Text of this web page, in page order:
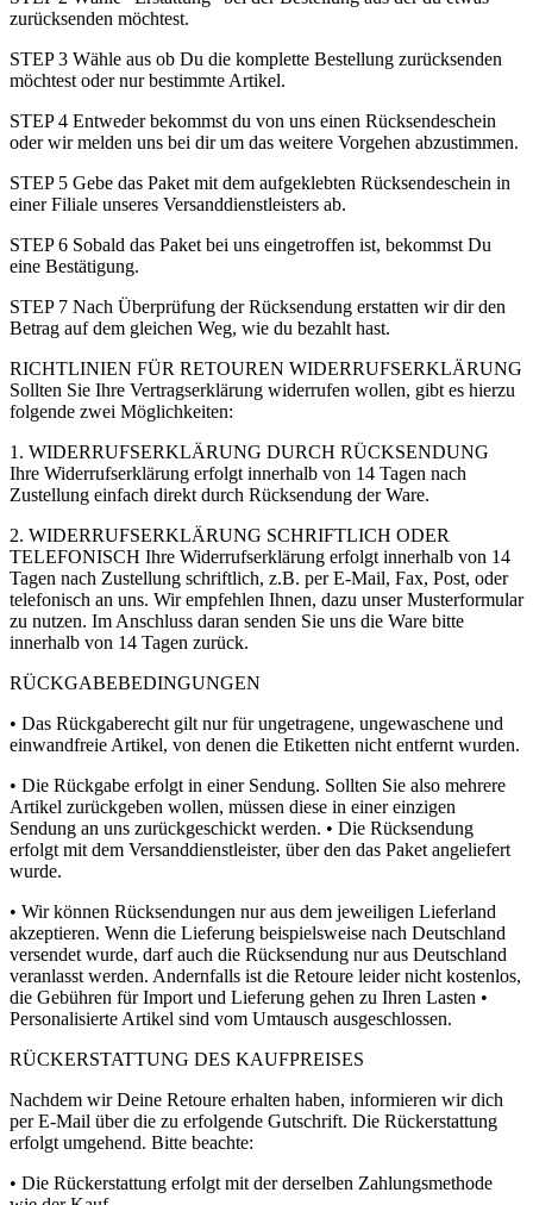
zurücksenden möchtest.
STEP 3 Wähle aus ob Du die komplette Bestellung zurücksenden
möchtest oder nur bestimmte Artikel.
STEP 4 Entweder bekommst du von uns einen Rücksendeschein
oder wir melden uns bei dir um das weitere Vorgehen abzustimmen.
STEP 5 Gebe das Paket mit dem aufgeklebten Rücksendeschein in
einer Filiale unseres Versanddienstleisters ab.
STEP 6 Sobald das Paket bei uns eingetroffen ist, bekommst Du
eine Bestätigung.
STEP 7 Nach Überprüfung der Rücksendung erstatten wir dir den
Betrag auf dem gleichen Weg, wie du bezahlt hast.
RICHTLINIEN FÜR RETOUREN WIDERRUFSERKLÄRUNG
Sollten Sie Ihre Vertragserklärung widerrufen wollen, gibt es hierzu
folgende zwei Möglichkeiten:
1. WIDERRUFSERKLÄRUNG DURCH RÜCKSENDUNG
Ihre Widerrufserklärung erfolgt innerhalb von 14 Tagen nach
Zustellung einfach direkt durch Rücksendung der Ware.
2. WIDERRUFSERKLÄRUNG SCHRIFTLICH ODER
TELEFONISCH Ihre Widerrufserklärung erfolgt innerhalb von 14
Tagen nach Zustellung schriftlich, z.B. per E-Mail, Fax, Post, oder
telefonisch an uns. Wir empfehlen Ihnen, dazu unser Musterformular
zu nutzen. Im Anschluss daran senden Sie uns die Ware bitte
innerhalb von 14 Tagen zurück.
RÜCKGABEBEDINGUNGEN
• Das Rückgaberecht gilt nur für ungetragene, ungewaschene und
einwandfreie Artikel, von denen die Etiketten nicht entfernt wurden.
• Die Rückgabe erfolgt in einer Sendung. Sollten Sie also mehrere
Artikel zurückgeben wollen, müssen diese in einer einzigen
Sendung an uns zurückgeschickt werden. • Die Rücksendung
erfolgt mit dem Versanddienstleister, über den das Paket angeliefert
wurde.
• Wir können Rücksendungen nur aus dem jeweiligen Lieferland
akzeptieren. Wenn die Lieferung beispielsweise nach Deutschland
versendet wurde, darf auch die Rücksendung nur aus Deutschland
veranlasst werden. Andernfalls ist die Retoure leider nicht kostenlos,
die Gebühren für Import und Lieferung gehen zu Ihren Lasten •
Personalisierte Artikel sind vom Umtausch ausgeschlossen.
RÜCKERSTATTUNG DES KAUFPREISES
Nachdem wir Deine Retoure erhalten haben, informieren wir dich
per E-Mail über die zu erfolgende Gutschrift. Die Rückerstattung
erfolgt umgehend. Bitte beachte:
• Die Rückerstattung erfolgt mit der derselben Zahlungsmethode